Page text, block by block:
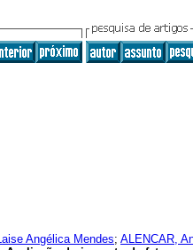
Angélica Mendes; ALENCAR,